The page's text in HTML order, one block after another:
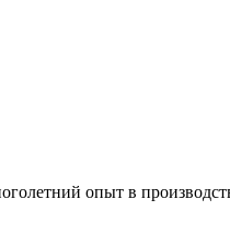
опыт в